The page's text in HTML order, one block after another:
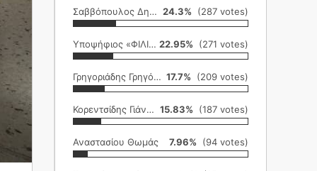
Σαββόπουλος Δημήτρης 24.3% (287 votes)
Υποψήφιος «ΦΙΛΙΚΗ ΕΤΑΙΡΕΙΑ» 22.95% (271 votes)
Γρηγοριάδης Γρηγόρης 17.7% (209 votes)
Κορεντσίδης Γιάννης 15.83% (187 votes)
Αναστασίου Θωμάς 7.96% (94 votes)